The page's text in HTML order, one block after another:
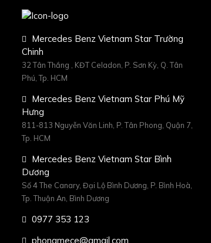
Mercedes Benz Vietnam Star Trường
Chinh
32 Tân Thắng , KĐT Celadon, P. Sơn Kỳ, Q. Tân
Phú, Tp. HCM
Mercedes Benz Vietnam Star Phú Mỹ
Hưng
811-813 Nguyễn Văn Linh, P. Tân Phong, Quận 7,
Tp. HCM
Mercedes Benz Vietnam Star Bình
Dương
Số 4 The Canary, Đại Lộ Bình Dương, P. Bình Hoà,
Tp. Thuận An, Bình Dương
0977 353 123
phongmece@gmail.com